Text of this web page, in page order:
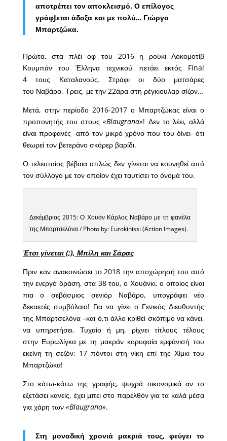
αποτρέπει τον αποκλεισμό. Ο επίλογος
γράφJεται άδοξα και με πολύ… Γιώργο
Μπαρτζώκα.
Πρώτα, στα πλέι οφ του 2016 η ρούκι Λοκομοτίβ
Κουμπάν του Έλληνα τεχνικού πετάει εκτός Final
4 τους Καταλανούς. Στράφι οι δύο ματσάρες
του Ναβάρο. Τρεις, με την 22άρα στη ρέγκιουλαρ σίζον…
Μετά, στην περίοδο 2016-2017 ο Μπαρτζώκας είναι ο
προπονητής του στους«Blaugrana»! Δεν το λέει, αλλά
είναι προφανές -από τον μικρό χρόνο που του δίνει- ότι
θεωρεί τον βετεράνο σκόρερ βαρίδι.
Ο τελευταίος βέβαια απλώς δεν γίνεται να κουνηθεί από
τον σύλλογο με τον οποίον έχει ταυτίσει το όνομά του.
Δεκέμβριος 2015: Ο Χουάν Κάρλος Ναβάρο με τη φανέλα
της Μπαρτσελόνα / Photo by: Eurokinissi (Action Images).
Έτσι γίνεται (;), Μπίλη και Σάρας
Πριν καν ανακοινώσει το 2018 την αποχώρησή του από
την ενεργό δράση, στα 38 του, ο Χουάνκι, ο οποίος είναι
πια ο σεβάσμιος σενιόρ Ναβάρο, υπογράφει νέο
δεκαετές συμβόλαιο! Για να γίνει ο Γενικός Διευθυντής
της Μπαρτσελόνα –και ό,τι άλλο κριθεί σκόπιμο να κάνει,
να υπηρετήσει. Τυχαίο ή μη, ρίχνει τίτλους τέλους
στην Ευρωλίγκα με τη μακράν κορυφαία εμφάνισή του
εκείνη τη σεζόν: 17 πόντοι στη νίκη επί της Χίμκι του
Μπαρτζώκα!
Στο κάτω-κάτω της γραφής, ψυχρά οικονομικά αν το
εξετάσει κανείς, έχει μπει στο παρελθόν για τα καλά μέσα
για χάρη των «Blaugrana».
Στη μοναδική χρονιά μακριά τους, φεύγει το